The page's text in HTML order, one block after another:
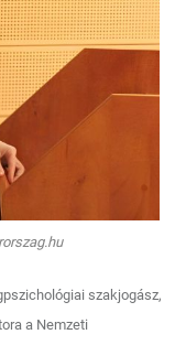
szakjogász,
a Nemzeti